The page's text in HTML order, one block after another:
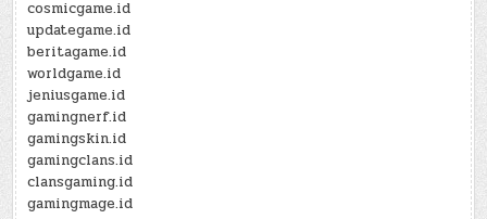
cosmicgame.id
updategame.id
beritagame.id
worldgame.id
jeniusgame.id
gamingnerf.id
gamingskin.id
gamingclans.id
clansgaming.id
gamingmage.id